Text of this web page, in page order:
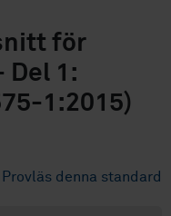
för
Del 1:
1:2015)
Provläs denna standard